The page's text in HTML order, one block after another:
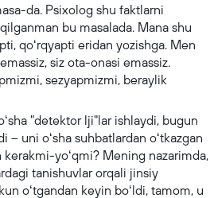
da. Psixolog shu faktlarni
bu masalada. Mana shu
qoʻrqyapti eridan yozishga. Men
siz ota-onasi emassiz.
sezyapmizmi, beraylik
"detektor lji"lar ishlaydi, bugun
uni oʻsha suhbatlardan oʻtkazgan
yoʻqmi? Mening nazarimda,
tanishuvlar orqali jinsiy
oʻtgandan keyin boʻldi, tamom, u